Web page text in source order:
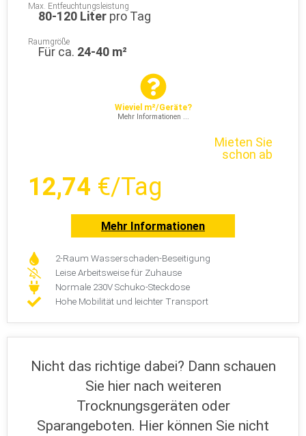
Max. Entfeuchtungsleistung
80-120 Liter pro Tag
Raumgröße
Für ca. 24-40 m²
Wieviel m²/Geräte?
Mehr Informationen ...
Mieten Sie
schon ab
12,74 €/Tag
Mehr Informationen
2-Raum Wasserschaden-Beseitigung
Leise Arbeitsweise für Zuhause
Normale 230V Schuko-Steckdose
Hohe Mobilität und leichter Transport
Nicht das richtige dabei? Dann schauen
Sie hier nach weiteren
Trocknungsgeräten oder
Sparangeboten. Hier können Sie nicht